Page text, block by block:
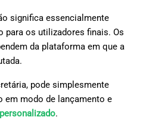
significa essencialmente
para os utilizadores finais. Os
da plataforma em que a
pode simplesmente
em modo de lançamento e
.